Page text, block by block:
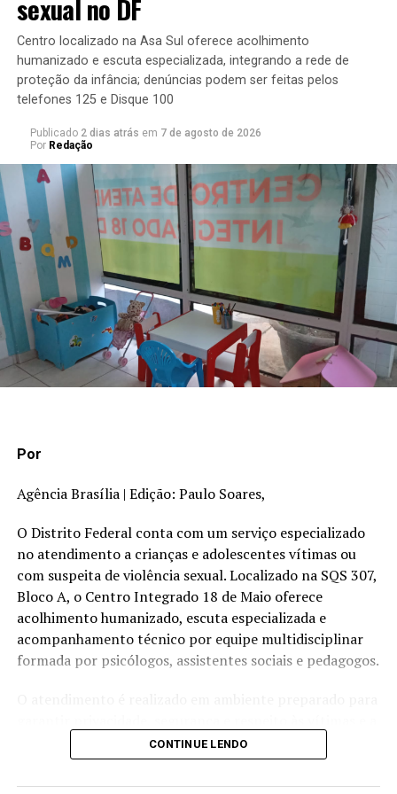
Do total de espécies avaliadas no Salve, mais de cinco
mil e quinhentas possuem ficha publicada e mais de
1200 estão em alguma categoria de ameaça. A
plataforma pode ser acessada no
endereço:salve.icmbio.gov.br
Edição: Jacson Segundo/Edgard Matsuki
ebc
TÓPICOS RELACIONADOS:
A SEGUIR
GDF promove ações educativas contra o tráfico de
pessoas
NÃO PERCA
sexual no DF
Centro localizado na Asa Sul oferece acolhimento
humanizado e escuta especializada, integrando a rede de
proteção da infância; denúncias podem ser feitas pelos
telefones 125 e Disque 100
Publicado 2 dias atrás em 7 de agosto de 2026
Por Redação
Por
Agência Brasília | Edição: Paulo Soares,
O Distrito Federal conta com um serviço especializado
no atendimento a crianças e adolescentes vítimas ou
com suspeita de violência sexual. Localizado na SQS 307,
Bloco A, o Centro Integrado 18 de Maio oferece
acolhimento humanizado, escuta especializada e
acompanhamento técnico por equipe multidisciplinar
formada por psicólogos, assistentes sociais e pedagogos.
seus familiares. Um dos principais diferenciais do serviço
é a escuta especializada, procedimento previsto na Lei
nº 13.431/2017, que busca evitar a revitimização de
CONTINUE LENDO